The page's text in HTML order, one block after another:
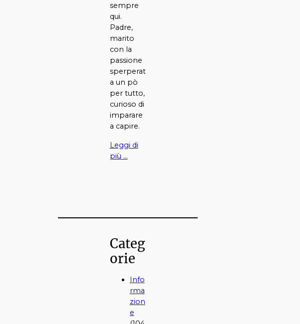
sempre
qui.
Padre,
marito
con la
passione
sperperat
a un pò
per tutto,
curioso di
imparare
a capire.
Leggi di
più …
Categ
orie
Info
rma
zion
e